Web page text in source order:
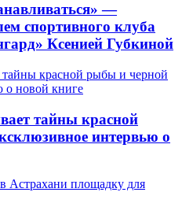
—
спортивного клуба
Ксенией Губкиной
тайны красной
интервью о